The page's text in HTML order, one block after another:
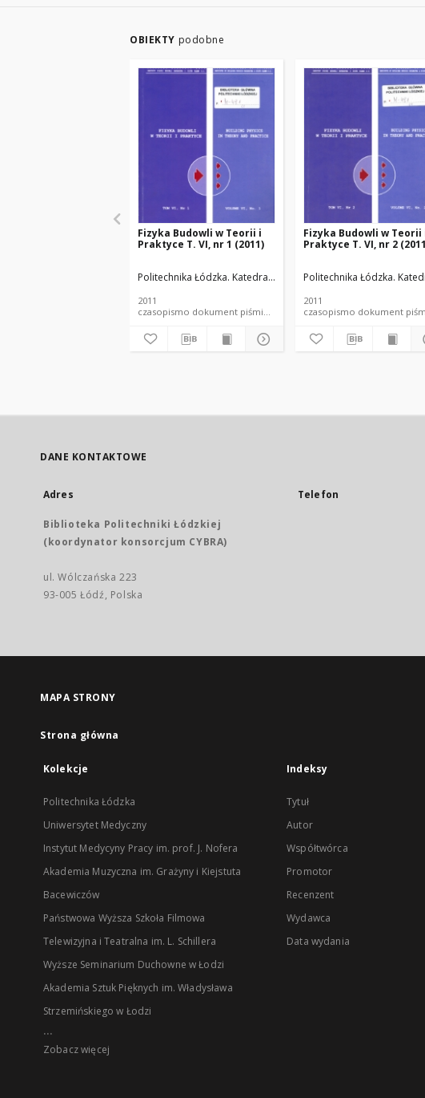
OBIEKTY podobne
Fizyka Budowli w Teorii i
Praktyce T. VI, nr 1 (2011)
Politechnika Łódzka. Katedra Fizyki Budowli i Materiałów
2011
czasopismo dokument piśmienniczy
Fizyka Budowli w Teorii
Praktyce T. VI, nr 2
Politechnika Łódzka.
2011
czasopismo dokument
DANE KONTAKTOWE
Adres
Biblioteka Politechniki Łódzkiej
(koordynator konsorcjum CYBRA)
ul. Wólczańska 223
93-005 Łódź, Polska
Telefon
MAPA STRONY
Strona główna
Kolekcje
Politechnika Łódzka
Uniwersytet Medyczny
Instytut Medycyny Pracy im. prof. J. Nofera
Akademia Muzyczna im. Grażyny i Kiejstuta
Bacewiczów
Państwowa Wyższa Szkoła Filmowa
Telewizyjna i Teatralna im. L. Schillera
Wyższe Seminarium Duchowne w Łodzi
Akademia Sztuk Pięknych im. Władysława
Strzemińskiego w Łodzi
...
Zobacz więcej
Indeksy
Tytuł
Autor
Współtwórca
Promotor
Recenzent
Wydawca
Data wydania